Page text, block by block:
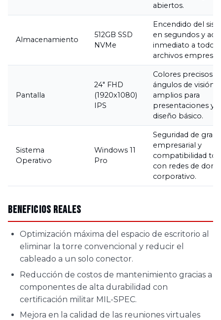
abiertos.
Almacenamiento
512GB SSD
NVMe
Encendido del
en segundos y
inmediato a todos
archivos
Pantalla
24" FHD
(1920x1080)
IPS
Colores precisos y
ángulos de visión
amplios para
presentaciones y
diseño básico.
Sistema
Operativo
Windows 11
Pro
Seguridad de
empresarial y
compatibilidad
con redes de
corporativo.
Beneficios Reales
Optimización máxima del espacio de escritorio al
eliminar la torre convencional y reducir el
cableado a un solo conector.
Reducción de costos de mantenimiento gracias a
componentes de alta durabilidad con
certificación militar MIL-SPEC.
Mejora en la calidad de las reuniones virtuales